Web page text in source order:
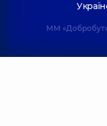
ММ «Добробут»